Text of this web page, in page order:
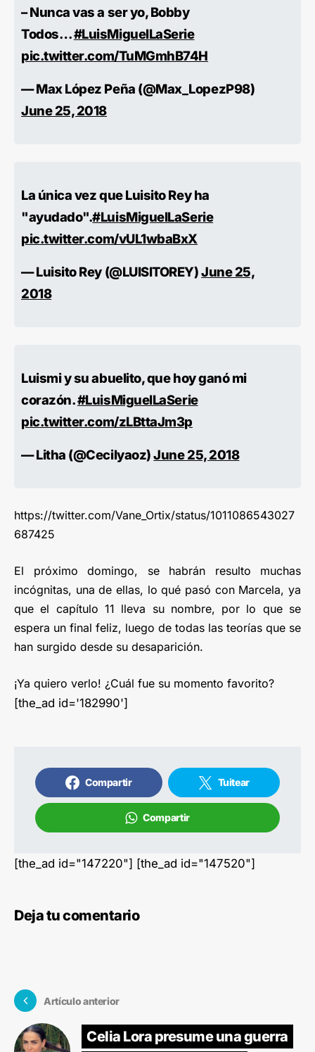
– Nunca vas a ser yo, Bobby
Todos…#LuisMiguelLaSerie
pic.twitter.com/TuMGmhB74H
— Max López Peña (@Max_LopezP98)
June 25, 2018
La única vez que Luisito Rey ha
"ayudado".#LuisMiguelLaSerie
pic.twitter.com/vUL1wbaBxX
— Luisito Rey (@LUISlTOREY)June 25,
2018
Luismi y su abuelito, que hoy ganó mi
corazón.#LuisMiguelLaSerie
pic.twitter.com/zLBttaJm3p
— Litha (@Cecilyaoz)June 25, 2018
https://twitter.com/Vane_Ortix/status/1011086543027
687425
El próximo domingo, se habrán resulto muchas
incógnitas, una de ellas, lo qué pasó con Marcela, ya
que el capítulo 11 lleva su nombre, por lo que se
espera un final feliz, luego de todas las teorías que se
han surgido desde su desaparición.
¡Ya quiero verlo! ¿Cuál fue su momento favorito?
[the_ad id='182990']
Compartir Tuitear
Compartir
[the_ad id="147220"] [the_ad id="147520"]
Deja tu comentario
Artículo anterior
Celia Lora presume una guerra